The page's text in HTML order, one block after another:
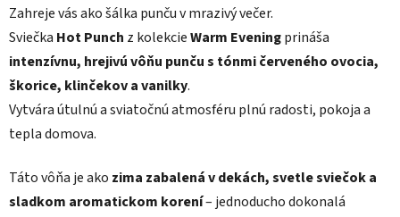
Zahreje vás ako šálka punču v mrazivý večer.
Sviečka Hot Punch z kolekcieWarm Eveningprináša
intenzívnu, hrejivú vôňu punču s tónmi červeného ovocia,
škorice, klinčekov a vanilky.
Vytvára útulnú a sviatočnú atmosféru plnú radosti, pokoja a
tepla domova.
Táto vôňa je ako zima zabalená v dekách, svetle sviečok a
sladkom aromatickom korení– jednoducho dokonalá